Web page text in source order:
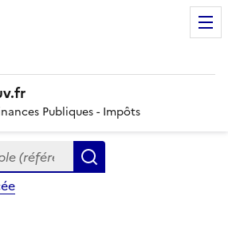
Publiques - Impôts
(références, mots clés, partie du